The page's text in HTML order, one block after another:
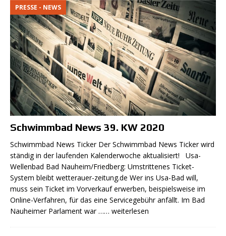
PRESSE - NEWS
Schwimmbad News 39. KW 2020
Schwimmbad News Ticker Der Schwimmbad News Ticker wird
ständig in der laufenden Kalenderwoche aktualisiert! Usa-
Wellenbad Bad Nauheim/Friedberg: Umstrittenes Ticket-
System bleibt wetterauer-zeitung.de Wer ins Usa-Bad will,
muss sein Ticket im Vorverkauf erwerben, beispielsweise im
Online-Verfahren, für das eine Servicegebühr anfällt. Im Bad
Nauheimer Parlament war…… weiterlesen